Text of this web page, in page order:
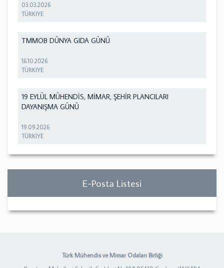
03.03.2026
TÜRKİYE
TMMOB DÜNYA GIDA GÜNÜ
16.10.2026
TÜRKİYE
19 EYLÜL MÜHENDİS, MİMAR, ŞEHİR PLANCILARI
DAYANIŞMA GÜNÜ
19.09.2026
TÜRKİYE
E-Posta Listesi
Türk Mühendis ve Mimar Odaları Birliği